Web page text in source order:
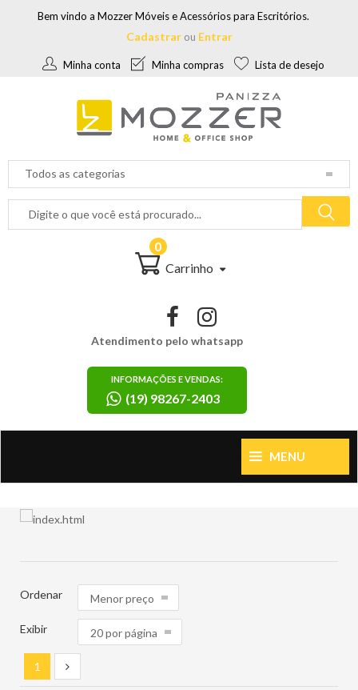
Bem vindo a Mozzer Móveis e Acessórios para Escritórios.
Cadastrarou Entrar
Minha conta Minha compras Lista de desejo
Carrinho
0
Atendimento pelo whatsapp
INFORMAÇÕES E VENDAS:
(19) 98267-2403
MENU
Ordenar
Exibir
1